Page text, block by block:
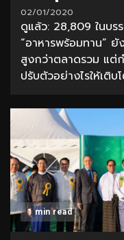
02/01/2020
ดูแล้ว: 28,809 ในบร
“อาหารพร้อมทาน”
สูงกว่าตลาดรวม แต่
ปรับตัวอย่างไรให้เติบโ
1 min read